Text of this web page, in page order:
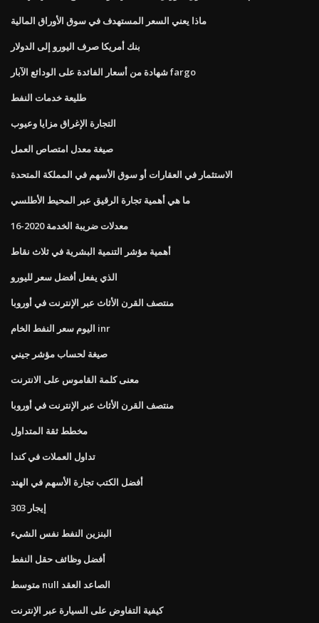
ماذا يعني السعر المستهدف في سوق الأوراق المالية
بنك أمريكا صرف اليورو إلى الدولار
شهادة من أسعار الفائدة على الودائع الآبار fargo
طليعة خدمات النفط
التجارة الإغراق مزايا وعيوب
صيغة معدل امتصاص العمل
الاستثمار في العقارات أو سوق الأسهم في المملكة المتحدة
ما هي أهمية تجارة الرقيق عبر المحيط الأطلسي
معدلات ضريبة الخدمة 2020-16
أهمية مؤشر التنمية البشرية في ثلاث نقاط
الذي يفعل أفضل سعر لليورو
منتصف القرن الأثاث عبر الإنترنت في أوروبا
اليوم سعر النفط الخام inr
صيغة لحساب مؤشر جيني
معنى كلمة القاموس على الانترنت
منتصف القرن الأثاث عبر الإنترنت في أوروبا
مخطط ثقة المتداول
تداول العملات في كندا
أفضل الكتب تجارة الأسهم في الهند
إيجار 303
البنزين النفط نفس الشيء
أفضل وظائف حقل النفط
متوسط ​​null الصاعد العقد
كيفية التفاوض على السيارة عبر الإنترنت